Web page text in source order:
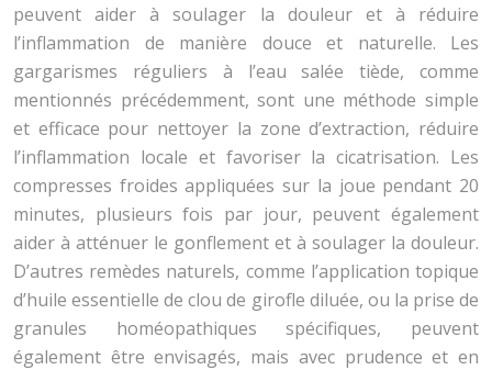
peuvent aider à soulager la douleur et à réduire
l’inflammation de manière douce et naturelle. Les
gargarismes réguliers à l’eau salée tiède, comme
mentionnés précédemment, sont une méthode simple
et efficace pour nettoyer la zone d’extraction, réduire
l’inflammation locale et favoriser la cicatrisation. Les
compresses froides appliquées sur la joue pendant 20
minutes, plusieurs fois par jour, peuvent également
aider à atténuer le gonflement et à soulager la douleur.
D’autres remèdes naturels, comme l’application topique
d’huile essentielle de clou de girofle diluée, ou la prise de
granules homéopathiques spécifiques, peuvent
également être envisagés, mais avec prudence et en